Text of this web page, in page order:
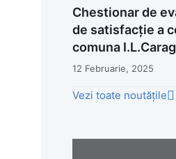
Chestionar de
de satisfacție a
comuna
12 Februarie, 2025
Vezi toate noutățile